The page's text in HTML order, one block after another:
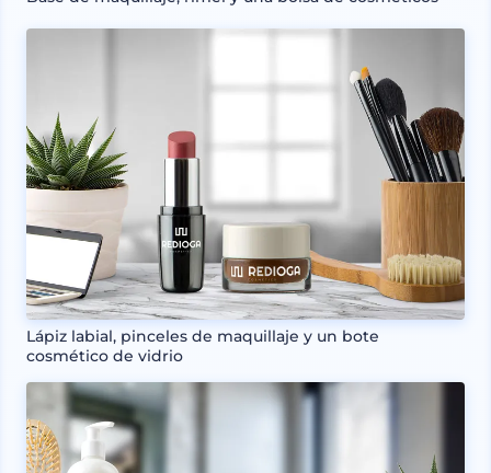
Lápiz labial, pinceles de maquillaje y un bote
cosmético de vidrio